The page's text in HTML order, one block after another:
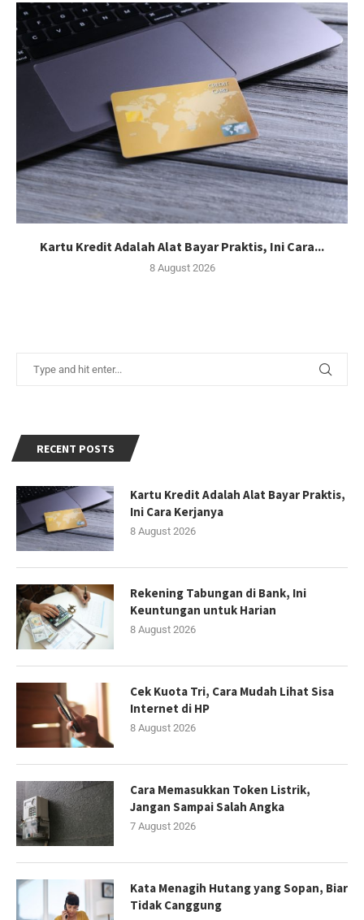
Kartu Kredit Adalah Alat Bayar Praktis, Ini Cara...
8 August 2026
RECENT POSTS
Kartu Kredit Adalah Alat Bayar Praktis,
Ini Cara Kerjanya
8 August 2026
Rekening Tabungan di Bank, Ini
Keuntungan untuk Harian
8 August 2026
Cek Kuota Tri, Cara Mudah Lihat Sisa
Internet di HP
8 August 2026
Cara Memasukkan Token Listrik,
Jangan Sampai Salah Angka
7 August 2026
Kata Menagih Hutang yang Sopan, Biar
Tidak Canggung